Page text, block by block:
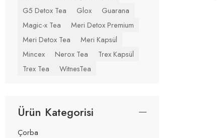
G5 Detox Tea
Glox
Guarana
Magic-x Tea
Meri Detox Premium
Meri Detox Tea
Meri Kapsül
Mincex
Nerox Tea
Trex Kapsül
Trex Tea
WitnesTea
Ürün Kategorisi
Çorba